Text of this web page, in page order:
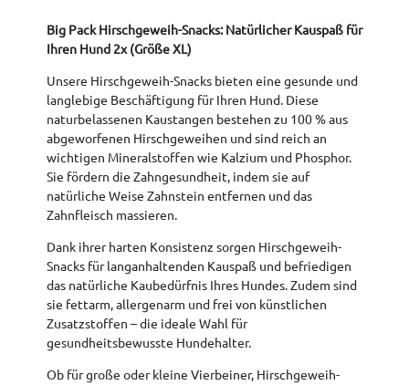
Big Pack Hirschgeweih-Snacks: Natürlicher Kauspaß für
Ihren Hund 2x (Größe XL)
Unsere Hirschgeweih-Snacks bieten eine gesunde und
langlebige Beschäftigung für Ihren Hund. Diese
naturbelassenen Kaustangen bestehen zu 100 % aus
abgeworfenen Hirschgeweihen und sind reich an
wichtigen Mineralstoffen wie Kalzium und Phosphor.
Sie fördern die Zahngesundheit, indem sie auf
natürliche Weise Zahnstein entfernen und das
Zahnfleisch massieren.
Dank ihrer harten Konsistenz sorgen Hirschgeweih-
Snacks für langanhaltenden Kauspaß und befriedigen
das natürliche Kaubedürfnis Ihres Hundes. Zudem sind
sie fettarm, allergenarm und frei von künstlichen
Zusatzstoffen – die ideale Wahl für
gesundheitsbewusste Hundehalter.
Ob für große oder kleine Vierbeiner, Hirschgeweih-